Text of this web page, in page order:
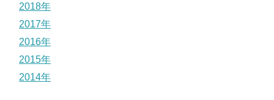
2018年
2017年
2016年
2015年
2014年